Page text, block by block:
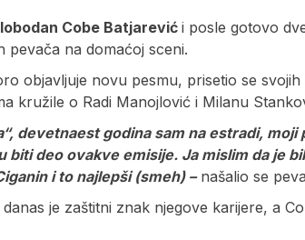
Cobe Batjarević i posle gotovo
pevača na domaćoj sceni.
objavljuje novu pesmu, prisetio se
kružile o Radi Manojlović i Milanu
devetnaest godina sam na estradi,
biti deo ovakve emisije. Ja mislim da je
i to najlepši (smeh) –našalio se
je zaštitni znak njegove karijere, a